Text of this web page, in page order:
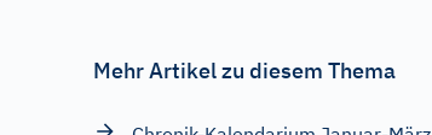
Mehr Artikel zu diesem Thema